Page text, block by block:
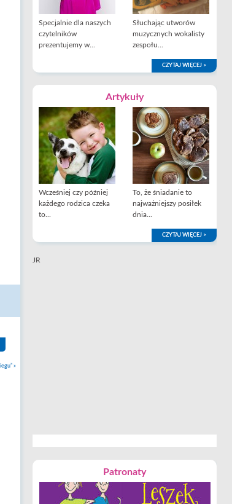
»
Specjalnie dla naszych
czytelników
prezentujemy w...
Słuchając utworów
muzycznych wokalisty
zespołu...
CZYTAJ WIĘCEJ >
Artykuły
Wcześniej czy później
każdego rodzica czeka
to...
To, że śniadanie to
najważniejszy posiłek
dnia...
CZYTAJ WIĘCEJ >
JR
Patronaty